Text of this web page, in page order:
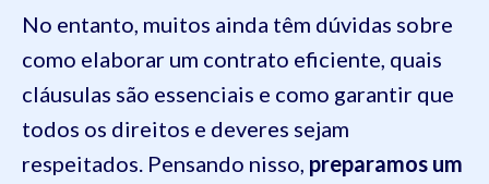
No entanto, muitos ainda têm dúvidas sobre
como elaborar um contrato eficiente, quais
cláusulas são essenciais e como garantir que
todos os direitos e deveres sejam
respeitados. Pensando nisso, preparamos um